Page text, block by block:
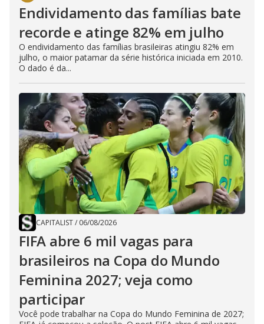
Endividamento das famílias bate
recorde e atinge 82% em julho
O endividamento das famílias brasileiras atingiu 82% em
julho, o maior patamar da série histórica iniciada em 2010.
O dado é da...
CAPITALIST/ 06/08/2026
FIFA abre 6 mil vagas para
brasileiros na Copa do Mundo
Feminina 2027; veja como
participar
Você pode trabalhar na Copa do Mundo Feminina de 2027;